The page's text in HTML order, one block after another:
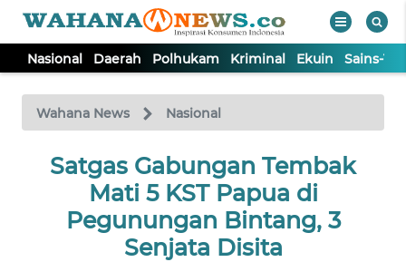
Nasional Daerah Polhukam Kriminal Ekuin Sains-
Wahana News Nasional
Satgas Gabungan Tembak
Mati 5 KST Papua di
Pegunungan Bintang, 3
Senjata Disita
TV
Tutup
NASIONAL
DAERAH